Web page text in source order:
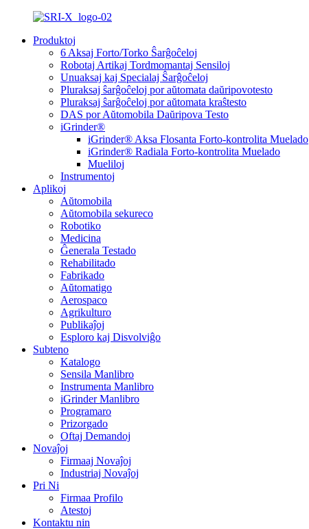
Produktoj
6 Aksaj Forto/Torko Ŝarĝoĉeloj
Robotaj Artikaj Tordmomantaj Sensiloj
Unuaksaj kaj Specialaj Ŝarĝoĉeloj
Pluraksaj ŝarĝoĉeloj por aŭtomata daŭripovotesto
Pluraksaj ŝarĝoĉeloj por aŭtomata kraŝtesto
DAS por Aŭtomobila Daŭripova Testo
iGrinder®
iGrinder® Aksa Flosanta Forto-kontrolita Muelado
iGrinder® Radiala Forto-kontrolita Muelado
Mueliloj
Instrumentoj
Aplikoj
Aŭtomobila
Aŭtomobila sekureco
Robotiko
Medicina
Ĝenerala Testado
Rehabilitado
Fabrikado
Aŭtomatigo
Aerospaco
Agrikulturo
Publikaĵoj
Esploro kaj Disvolviĝo
Subteno
Katalogo
Sensila Manlibro
Instrumenta Manlibro
iGrinder Manlibro
Programaro
Prizorgado
Oftaj Demandoj
Novaĵoj
Firmaaj Novaĵoj
Industriaj Novaĵoj
Pri Ni
Firmaa Profilo
Atestoj
Kontaktu nin